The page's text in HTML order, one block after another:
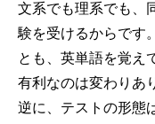
文系でも理系でも、
験を受けるからです
とも、英単語を覚え
有利なのは変わりあ
逆に、テストの形態